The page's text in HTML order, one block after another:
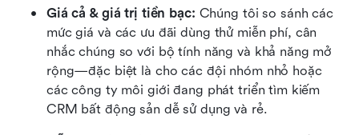
Giá cả & giá trị tiền bạc: Chúng tôi so sánh các
mức giá và các ưu đãi dùng thử miễn phí, cân
nhắc chúng so với bộ tính năng và khả năng mở
rộng—đặc biệt là cho các đội nhóm nhỏ hoặc
các công ty môi giới đang phát triển tìm kiếm
CRM bất động sản dễ sử dụng và rẻ.